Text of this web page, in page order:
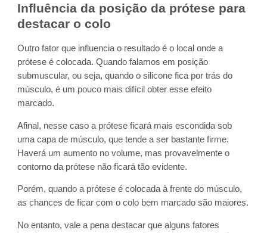
Influência da posição da prótese para
destacar o colo
Outro fator que influencia o resultado é o local onde a
prótese é colocada. Quando falamos em posição
submuscular, ou seja, quando o silicone fica por trás do
músculo, é um pouco mais difícil obter esse efeito
marcado.
Afinal, nesse caso a prótese ficará mais escondida sob
uma capa de músculo, que tende a ser bastante firme.
Haverá um aumento no volume, mas provavelmente o
contorno da prótese não ficará tão evidente.
Porém, quando a prótese é colocada à frente do músculo,
as chances de ficar com o colo bem marcado são maiores.
No entanto, vale a pena destacar que alguns fatores